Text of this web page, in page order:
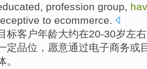
, profession group,
to ecommerce.
标客户年龄大约在20-30岁左
定品位，愿意通过电子商务或
。